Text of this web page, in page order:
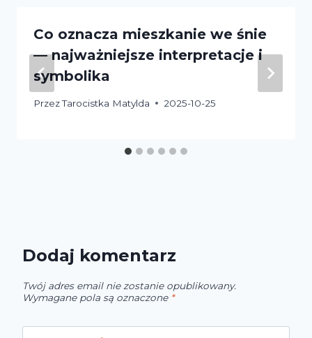
Co oznacza mieszkanie we śnie
— najważniejsze interpretacje i
symbolika
PrzezTarocistka Matylda 2025-10-25
Dodaj komentarz
Twój adres email nie zostanie opublikowany.
Wymagane pola są oznaczone *